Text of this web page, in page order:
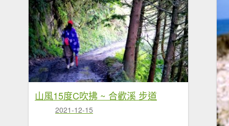
山風15度C吹拂 ~ 合歡溪 步道
2021-12-15